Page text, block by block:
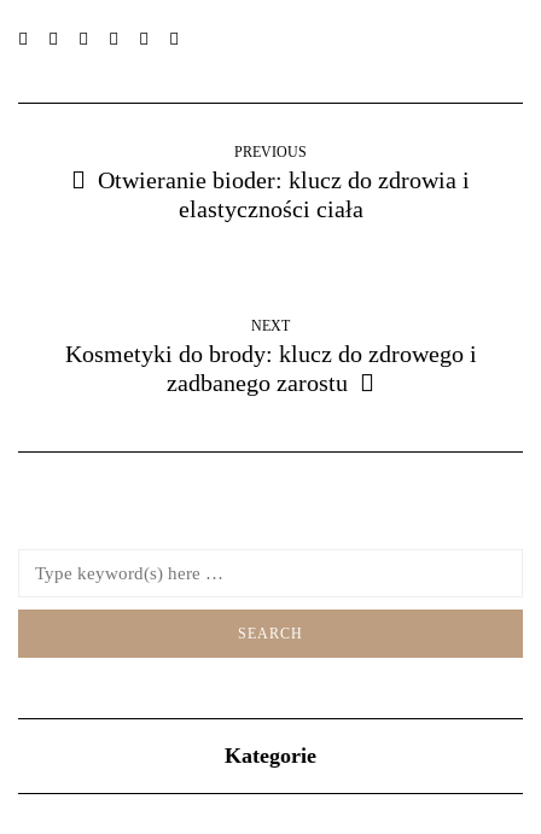
PREVIOUS
Otwieranie bioder: klucz do zdrowia i
elastyczności ciała
NEXT
Kosmetyki do brody: klucz do zdrowego i
zadbanego zarostu
Kategorie